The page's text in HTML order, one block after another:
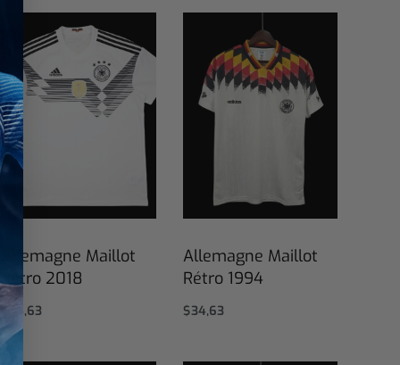
Allemagne Maillot
Rétro 2018
$ 34,63
Select options
Allemagne Maillot
Rétro 1994
$34,63